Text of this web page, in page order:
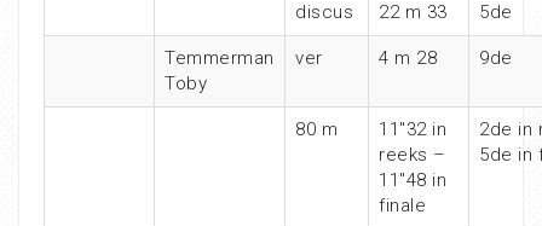
discus 22 m 33 5de
Temmerman
Toby
ver 4 m 28 9de
80 m
11″32 in
reeks –
11″48 in
finale
2de in
5de in